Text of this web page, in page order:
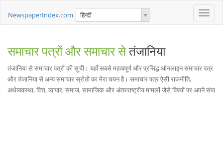
Toggle
NewspaperIndex.com हिन्दी
समाचार पत्रों और समाचार सेतंजानिया
तंजानिया से समाचार पत्रों की सूची। यहाँ सबसे महत्वपूर्ण और प्रसिद्ध ऑनलाइन समाचार पत्र
और तंजानिया से अन्य समाचार स्रोतों का मेरा चयन है। समाचार पत्र ऐसी राजनीति,
अर्थव्यवस्था, वित्त, व्यापार, समाज, सामाजिक और अंतरराष्ट्रीय मामलों जैसे विषयों पर अपने संपा